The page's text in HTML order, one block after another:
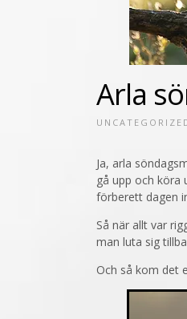
Arla
Ja, arla
gå upp och köra
förberett dagen
Så när allt var
man luta sig
Och så kom det